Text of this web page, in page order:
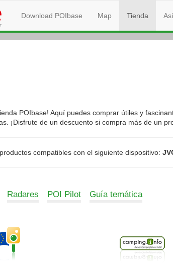
Download POIbase Map Tienda
POIbase! Aquí puedes comprar útiles y
¡Disfrute de un descuento si compra más de un
compatibles con el siguiente dispositivo:
Radares POI Pilot Guía temática